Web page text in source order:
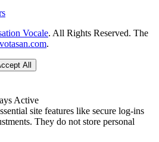
Vocale. All Rights Reserved. The
.
All
Active
site features like secure log-ins
They do not store personal